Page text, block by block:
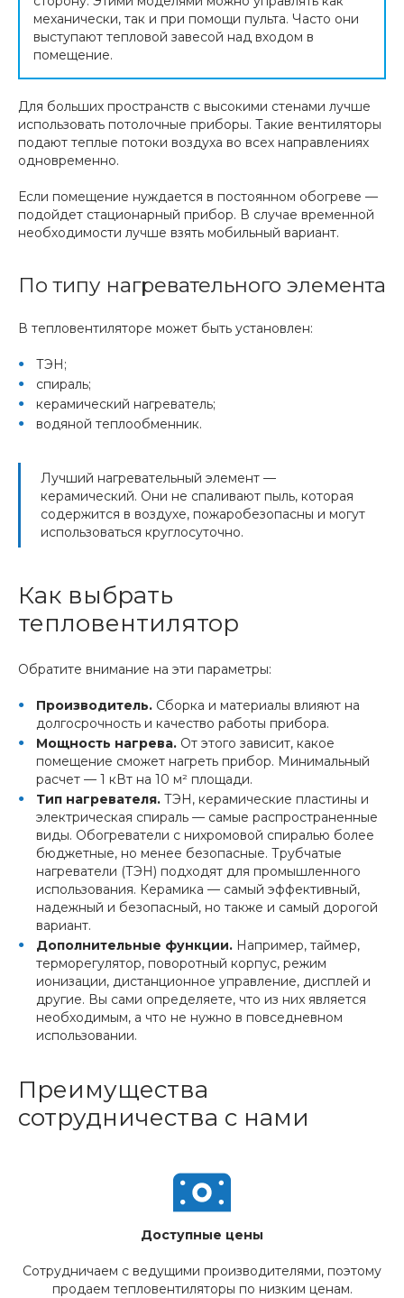
механически, так и при помощи пульта. Часто они
выступают тепловой завесой над входом в
помещение.
Для больших пространств с высокими стенами лучше
использовать потолочные приборы. Такие вентиляторы
подают теплые потоки воздуха во всех направлениях
одновременно.
Если помещение нуждается в постоянном обогреве —
подойдет стационарный прибор. В случае временной
необходимости лучше взять мобильный вариант.
По типу нагревательного элемента
В тепловентиляторе может быть установлен:
ТЭН;
спираль;
керамический нагреватель;
водяной теплообменник.
Лучший нагревательный элемент —
керамический. Они не спаливают пыль, которая
содержится в воздухе, пожаробезопасны и могут
использоваться круглосуточно.
Как выбрать
тепловентилятор
Обратите внимание на эти параметры:
Производитель. Сборка и материалы влияют на
долгосрочность и качество работы прибора.
Мощность нагрева. От этого зависит, какое
помещение сможет нагреть прибор. Минимальный
расчет — 1 кВт на 10 м² площади.
Тип нагревателя. ТЭН, керамические пластины и
электрическая спираль — самые распространенные
виды. Обогреватели с нихромовой спиралью более
бюджетные, но менее безопасные. Трубчатые
нагреватели (ТЭН) подходят для промышленного
использования. Керамика — самый эффективный,
надежный и безопасный, но также и самый дорогой
вариант.
Дополнительные функции. Например, таймер,
терморегулятор, поворотный корпус, режим
ионизации, дистанционное управление, дисплей и
другие. Вы сами определяете, что из них является
необходимым, а что не нужно в повседневном
использовании.
Преимущества
сотрудничества с нами
Доступные цены
Сотрудничаем с ведущими производителями, поэтому
продаем тепловентиляторы по низким ценам.